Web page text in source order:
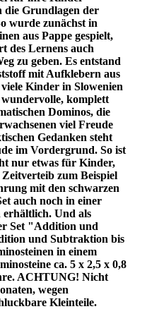
die Grundlagen der
wurde zunächst in
aus Pappe gespielt,
des Lernens auch
zu geben. Es entstand
mit Aufklebern aus
Kinder in Slowenien
komplett
Dominos, die
viel Freude
Gedanken steht
im Vordergrund. So ist
nur etwas für Kinder,
zum Beispiel
mit den schwarzen
auch noch in einer
Und als
Set "Addition und
und Subtraktion bis
in einem
ca. 5 x 2,5 x 0,8
ACHTUNG! Nicht
wegen
Kleinteile.